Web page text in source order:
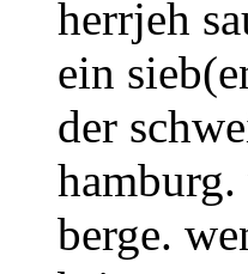
herrjeh
ein
der
berge.